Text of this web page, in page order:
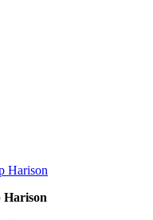
Harison